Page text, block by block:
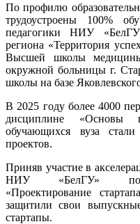
По профилю
трудоустроены 100%
педагогики НИУ
региона «Территория
Высшей школы
окружной больницы г.
школы на базе
В 2025 году более 4000
дисциплине «Основы
обучающихся вуза стали
проектов.
Приняв участие в
НИУ «БелГУ»
«Проектирование
защитили свои
стартапы.